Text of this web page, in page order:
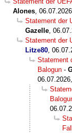
Alones
Statement der
Gazelle
Statement der
Litze80
Statement
Balogun -